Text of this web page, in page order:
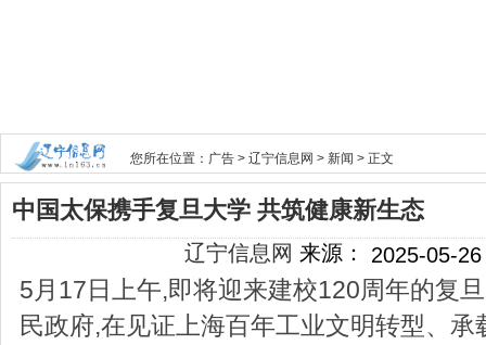
您所在位置： 广告 > 辽宁信息网 > 新闻 > 正文
中国太保携手复旦大学 共筑健康新生态
辽宁信息网 来源： 2025-05-
5月17日上午,即将迎来建校120周年的复
民政府,在见证上海百年工业文明转型、